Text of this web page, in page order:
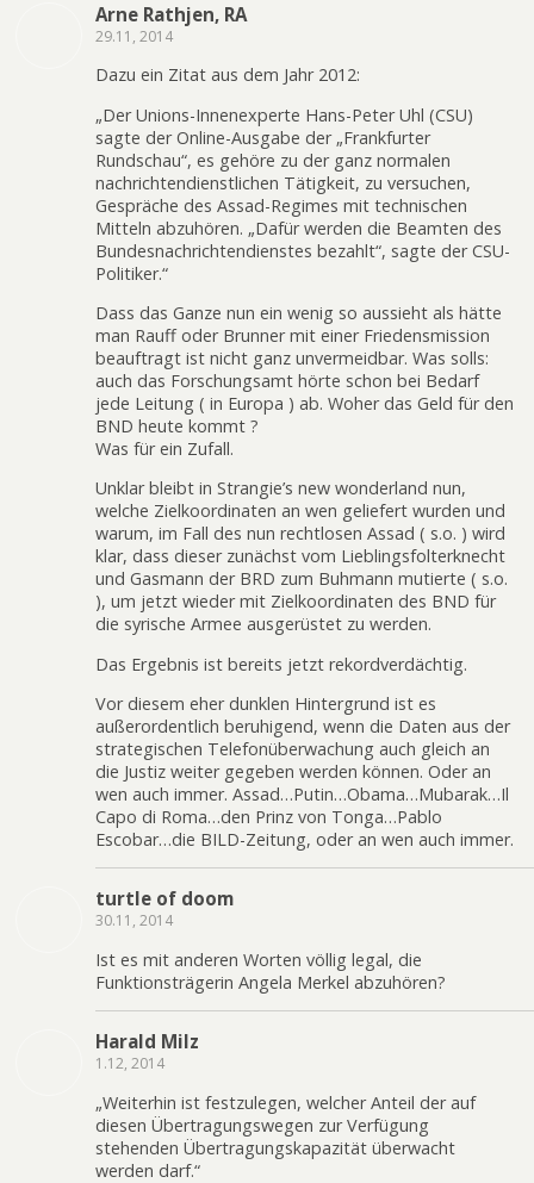
Arne Rathjen, RA
29.11, 2014
Dazu ein Zitat aus dem Jahr 2012:
„Der Unions-Innenexperte Hans-Peter Uhl (CSU)
sagte der Online-Ausgabe der „Frankfurter
Rundschau“, es gehöre zu der ganz normalen
nachrichtendienstlichen Tätigkeit, zu versuchen,
Gespräche des Assad-Regimes mit technischen
Mitteln abzuhören. „Dafür werden die Beamten des
Bundesnachrichtendienstes bezahlt“, sagte der CSU-
Politiker.“
Dass das Ganze nun ein wenig so aussieht als hätte
man Rauff oder Brunner mit einer Friedensmission
beauftragt ist nicht ganz unvermeidbar. Was solls:
auch das Forschungsamt hörte schon bei Bedarf
jede Leitung ( in Europa ) ab. Woher das Geld für den
BND heute kommt ?
Was für ein Zufall.
Unklar bleibt in Strangie’s new wonderland nun,
welche Zielkoordinaten an wen geliefert wurden und
warum, im Fall des nun rechtlosen Assad ( s.o. ) wird
klar, dass dieser zunächst vom Lieblingsfolterknecht
und Gasmann der BRD zum Buhmann mutierte ( s.o.
), um jetzt wieder mit Zielkoordinaten des BND für
die syrische Armee ausgerüstet zu werden.
Das Ergebnis ist bereits jetzt rekordverdächtig.
Vor diesem eher dunklen Hintergrund ist es
außerordentlich beruhigend, wenn die Daten aus der
strategischen Telefonüberwachung auch gleich an
die Justiz weiter gegeben werden können. Oder an
wen auch immer. Assad…Putin…Obama…Mubarak…Il
Capo di Roma…den Prinz von Tonga…Pablo
Escobar…die BILD-Zeitung, oder an wen auch immer.
turtle of doom
30.11, 2014
Ist es mit anderen Worten völlig legal, die
Funktionsträgerin Angela Merkel abzuhören?
Harald Milz
1.12, 2014
„Weiterhin ist festzulegen, welcher Anteil der auf
diesen Übertragungswegen zur Verfügung
stehenden Übertragungskapazität überwacht
werden darf.“